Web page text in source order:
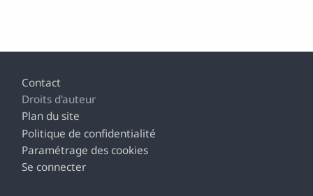
Footer
Contact
Droits d'auteur
Plan du site
Politique de confidentialité
Paramétrage des cookies
Se connecter